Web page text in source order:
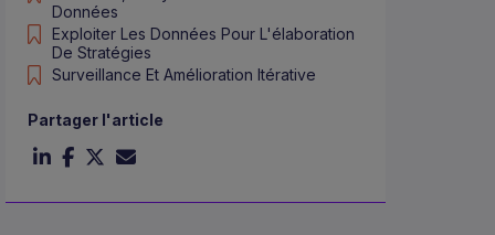
Données
Exploiter Les Données Pour L'élaboration
De Stratégies
Surveillance Et Amélioration Itérative
Partager l'article